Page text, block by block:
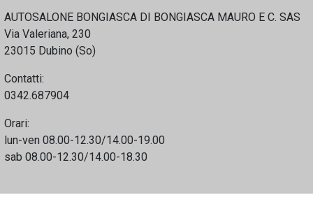
AUTOSALONE BONGIASCA DI BONGIASCA MAURO E C. SAS
Via Valeriana, 230
23015 Dubino (So)
Contatti:
0342.687904
Orari:
lun-ven 08.00-12.30/14.00-19.00
sab 08.00-12.30/14.00-18.30